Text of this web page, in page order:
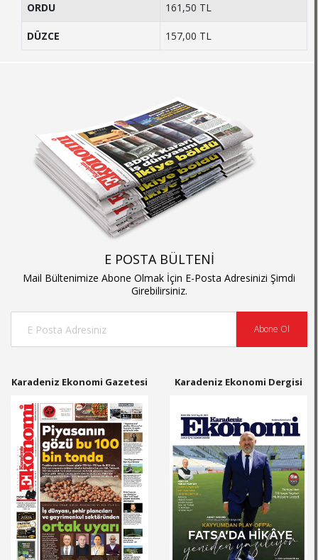
ORDU 161,50 TL
DÜZCE 157,00 TL
E POSTA BÜLTENİ
Mail Bültenimize Abone Olmak İçin E-Posta Adresinizi Şimdi
Girebilirsiniz.
Abone Ol
Karadeniz Ekonomi Gazetesi Karadeniz Ekonomi Dergisi